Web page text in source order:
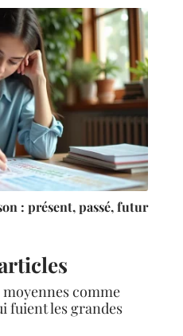
: présent, passé, futur
moyennes comme
fuient les grandes